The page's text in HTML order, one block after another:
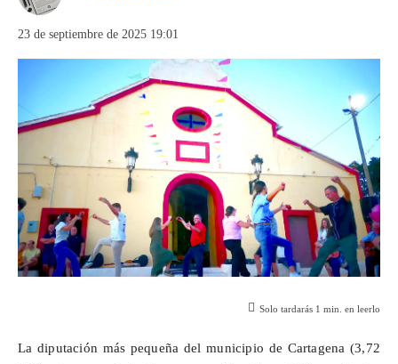
23 de septiembre de 2025 19:01
Solo tardarás 1 min. en leerlo
La diputación más pequeña del municipio de Cartagena (3,72